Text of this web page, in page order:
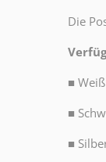
Die
■ Weiß
■
■